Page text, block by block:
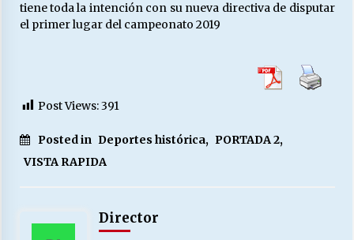
tiene toda la intención con su nueva directiva de disputar
el primer lugar del campeonato 2019
Post Views:391
Posted in Deportes histórica, PORTADA 2,
VISTA RAPIDA
Director